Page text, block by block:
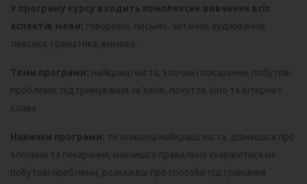
У програму курсу входить комплексне вивчення всіх
аспектів мови: говоріння, письмо, читання, аудіювання,
лексика, граматика, вимова.
Теми програми: найкращі міста, злочин і покарання, побутові
проблеми, підтримування зв’язків, почуття, кіно та інтернет
слава
Навички програми: ти опишеш найкращі міста, дізнаєшся про
злочини та покарання, навчишся правильно скаржитися на
побутові проблеми, розкажеш про способи підтримання